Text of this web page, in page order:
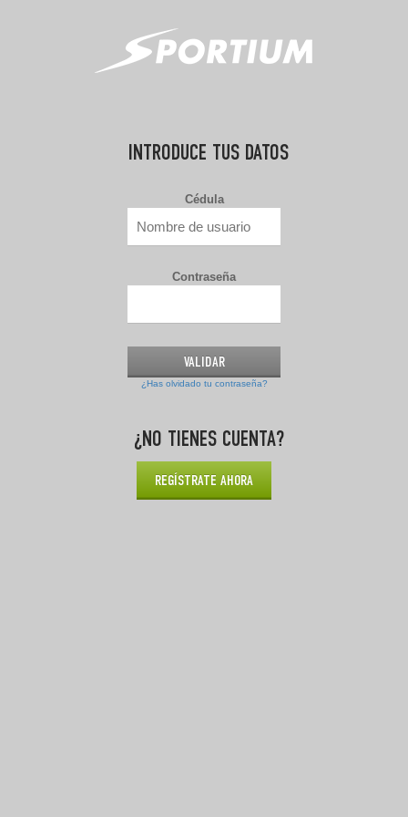
INTRODUCE TUS DATOS
Cédula
Contraseña
¿Has olvidado tu contraseña?
¿NO TIENES CUENTA?
REGÍSTRATE AHORA